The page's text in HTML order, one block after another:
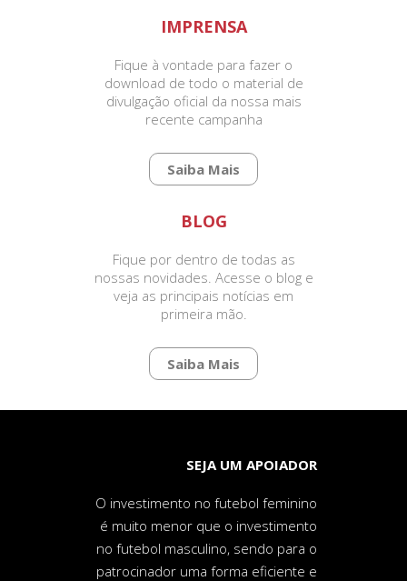
IMPRENSA
Fique à vontade para fazer o
download de todo o material de
divulgação oficial da nossa mais
recente campanha
Saiba Mais
BLOG
Fique por dentro de todas as
nossas novidades. Acesse o blog e
veja as principais notícias em
primeira mão.
Saiba Mais
SEJA UM APOIADOR
O investimento no futebol feminino
é muito menor que o investimento
no futebol masculino, sendo para o
patrocinador uma forma eficiente e